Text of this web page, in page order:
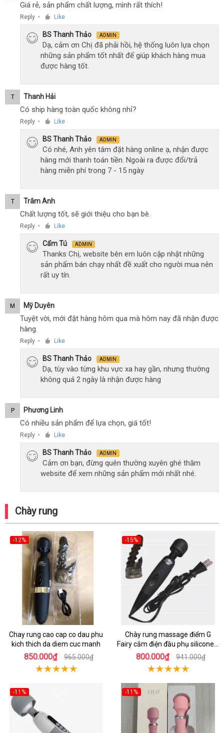
Giá rẻ, sản phẩm chất lượng, mình rất thích!
Reply ● Like
BS Thanh Thảo ADMIN
Dạ, cảm ơn Chị đã phải hồi, hệ thống luôn lựa chọn
những sản phẩm tốt nhất để giúp khách hàng mua
được hàng tốt.
T Thanh Hải
Có ship hàng toàn quốc không nhỉ?
Reply ● Like
BS Thanh Thảo ADMIN
Có nhé, Anh yên tâm đặt hàng online ạ, nhận được
hàng mới thanh toán tiền. Ngoài ra được đổi/trả
hàng miễn phí trong 7 - 15 ngày
T Trâm Anh
Chất lượng tốt, sẽ giới thiệu cho bạn bè.
Reply ● Like
Cẩm Tú ADMIN
Thanks Chị, website bên em luôn cập nhật những
sản phẩm bán chạy nhất đề xuất cho người mua nên
rất uy tín.
M Mỹ Duyên
Tuyệt vời, mới đặt hàng hôm qua mà hôm nay đã nhận được
hàng.
Reply ● Like
BS Thanh Thảo ADMIN
Dạ, tùy vào từng khu vực xa hay gần, nhưng thường
không quá 2 ngày là nhận được hàng
P Phương Linh
Có nhiều sản phẩm để lựa chọn, giá tốt!
Reply ● Like
BS Thanh Thảo ADMIN
Cảm ơn bạn, đừng quên thường xuyên ghé thăm
website để xem những sản phẩm mới nhất nhé.
Chày rung
-12%
Chay rung cao cap co dau phu
kich thich da diem cuc manh
850.000₫ 965.000₫
-15%
Chày rung massage điểm G
Fairy cắm điện đầu phụ silicone y
tế an toàn
800.000₫ 941.000₫
-11% -11%